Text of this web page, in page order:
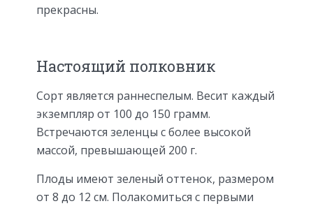
прекрасны.
Настоящий полковник
Сорт является раннеспелым. Весит каждый
экземпляр от 100 до 150 грамм.
Встречаются зеленцы с более высокой
массой, превышающей 200 г.
Плоды имеют зеленый оттенок, размером
от 8 до 12 см. Полакомиться с первыми